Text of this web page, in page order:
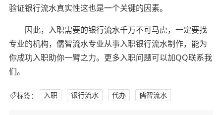
验证银行流水真实性这也是一个关键的因素。
因此，入职需要的银行流水千万不可马虎，一定要找
专业的机构，儒智流水专业从事入职银行流水制作，能为
你成功入职助你一臂之力。更多入职问题可以加QQ联系我
们。
标签： 入职 银行流水 代办 儒智流水